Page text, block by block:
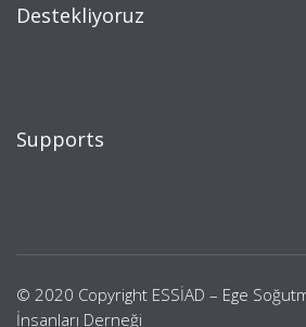
Destekliyoruz
Supports
© 2020 Copyright ESSİAD – Ege
İnsanları Derneği